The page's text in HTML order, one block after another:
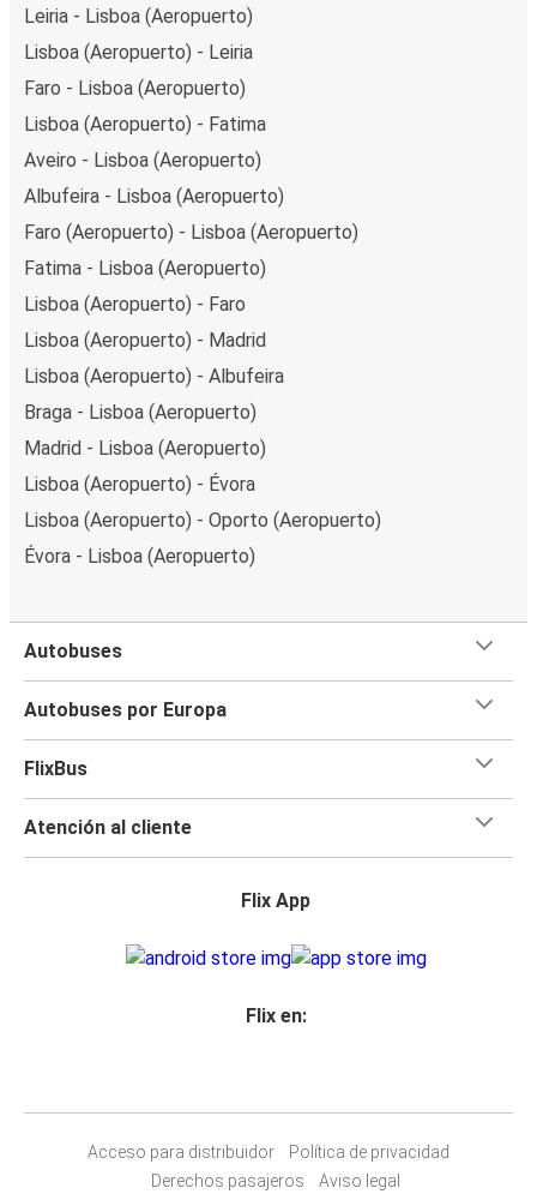
Leiria - Lisboa (Aeropuerto)
Lisboa (Aeropuerto) - Leiria
Faro - Lisboa (Aeropuerto)
Lisboa (Aeropuerto) - Fatima
Aveiro - Lisboa (Aeropuerto)
Albufeira - Lisboa (Aeropuerto)
Faro (Aeropuerto) - Lisboa (Aeropuerto)
Fatima - Lisboa (Aeropuerto)
Lisboa (Aeropuerto) - Faro
Lisboa (Aeropuerto) - Madrid
Lisboa (Aeropuerto) - Albufeira
Braga - Lisboa (Aeropuerto)
Madrid - Lisboa (Aeropuerto)
Lisboa (Aeropuerto) - Évora
Lisboa (Aeropuerto) - Oporto (Aeropuerto)
Évora - Lisboa (Aeropuerto)
Autobuses
Autobuses por Europa
FlixBus
Atención al cliente
Flix App
Flix en:
Acceso para distribuidor
Política de privacidad
Derechos pasajeros
Aviso legal